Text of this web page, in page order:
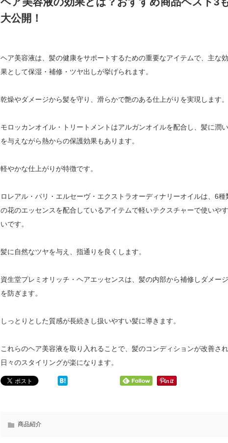
大公開！
ヘア美容液は、髪の健康をサポートするための重要なアイテムで、主な効
果として保湿・補修・ツヤ出しが挙げられます。
乾燥やダメージから髪を守り、滑らかで艶のある仕上がりを実現します。
モロッカンオイル・トリートメントはアルガンオイルを配合し、髪に潤い
を与えながら熱からの保護効果もあります。
軽やかな仕上がりが特徴です。
ロレアル・パリ・エルセーヴ・エクストラオーディナリーオイルは、6種
の花のエッセンスを配合しているアイテムで軽いテクスチャーで使いやす
いです。
髪に自然なツヤを与え、指通りを良くします。
資生堂プレミオリッチ・ヘアエッセンスは、髪の内部から補修しダメージ
を防ぎます。
しっとりとした質感が長続きし扱いやすい髪に導きます。
これらのヘア美容液を取り入れることで、髪のコンディションが改善され
日々のスタイリングが楽になります。
商品紹介
髪